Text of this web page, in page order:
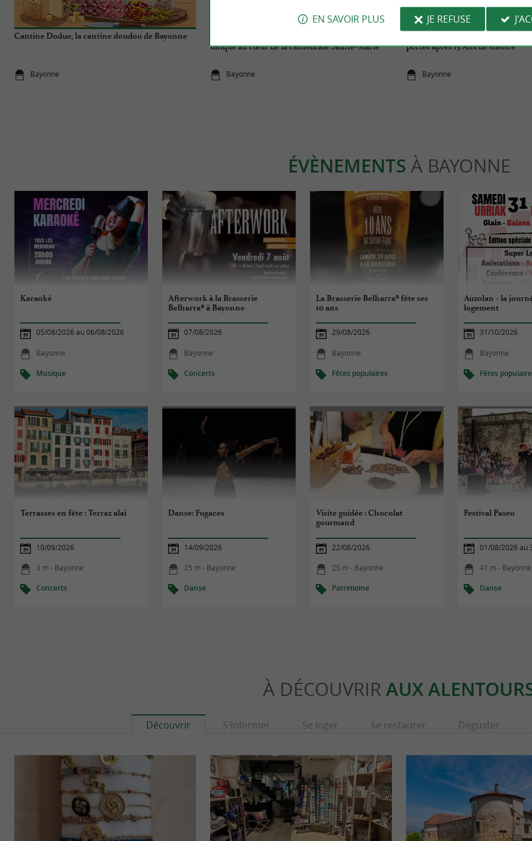
Cantine Dodue, la cantine doudou de Bayonne
Bayonne
unique au cœur de la cathédrale Sainte-Marie
Bayonne
portes après 15 Ans de silence
Bayonne
ÉVÈNEMENTS À BAYONNE
Karaoké
05/08/2026 au 06/08/2026
Bayonne
Musique
Afterwork à la Brasserie
Belharra® à Bayonne
07/08/2026
Bayonne
Concerts
La Brasserie Belharra® fête ses
10 ans
29/08/2026
Bayonne
Fêtes populaires
Auzolan - la
logement
31/10/2026
Bayonne
Fêtes
Terrasses en fête : Terraz alai
10/09/2026
3 m - Bayonne
Concerts
Danse: Fugaces
14/09/2026
25 m - Bayonne
Danse
Visite guidée : Chocolat
gourmand
22/08/2026
25 m - Bayonne
Patrimoine
Festival Paseo
01/08/2026 au
41 m - Bayonne
Danse
À DÉCOUVRIR AUX
Découvrir S'informer Se loger Se restaurer Déguster
EN SAVOIR PLUS JE REFUSE